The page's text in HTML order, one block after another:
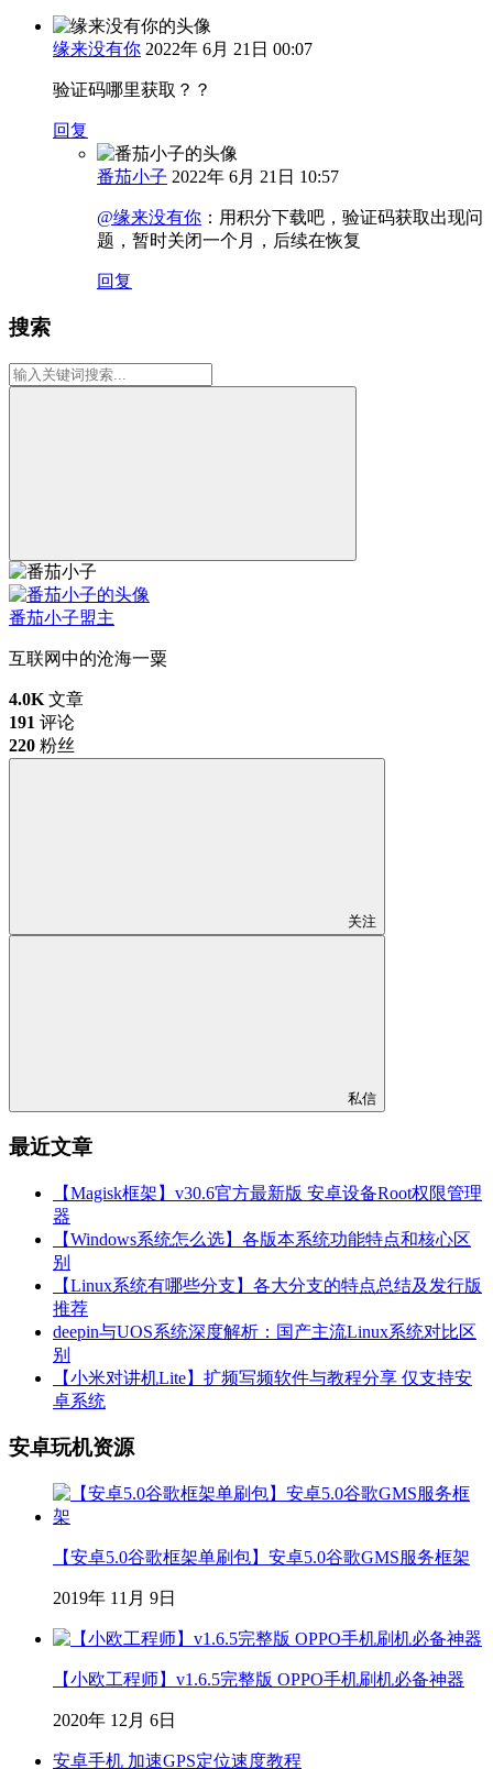
缘来没有你 2022年 6月 21日 00:07
验证码哪里获取？？
回复
番茄小子 2022年 6月 21日 10:57
@缘来没有你 ： 用积分下载吧，验证码获取出现问
题，暂时关闭一个月，后续在恢复
回复
搜索
番茄小子盟主
互联网中的沧海一粟
4.0K 文章
191 评论
220 粉丝
关注
私信
最近文章
【Magisk框架】v30.6官方最新版 安卓设备Root权限管理
器
【Windows系统怎么选】各版本系统功能特点和核心区
别
【Linux系统有哪些分支】各大分支的特点总结及发行版
推荐
deepin与UOS系统深度解析：国产主流Linux系统对比区
别
【小米对讲机Lite】扩频写频软件与教程分享 仅支持安
卓系统
安卓玩机资源
【安卓5.0谷歌框架单刷包】安卓5.0谷歌GMS服务框架
2019年 11月 9日
【小欧工程师】v1.6.5完整版 OPPO手机刷机必备神器
2020年 12月 6日
安卓手机 加速GPS定位速度教程